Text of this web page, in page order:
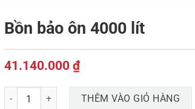
Bồn bảo ôn 4000 lít
41.140.000 ₫
Bồn bảo ôn 4000 lít số lượngTHÊM VÀO GIỎ HÀNG